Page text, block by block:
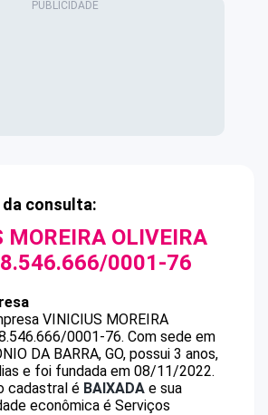
consulta:
MOREIRA OLIVEIRA
0001-76
VINICIUS MOREIRA
0001-76. Com sede em
DA BARRA, GO, possui 3 anos,
e foi fundada em 08/11/2022.
cadastral é BAIXADA e sua
econômica é Serviços